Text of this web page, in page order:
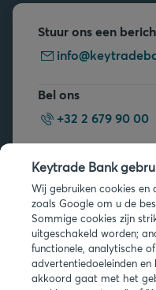
Stuur ons een
Bel ons
+32 2 679 90 00
Veelgestelde
Keytrade Bank
Wij gebruiken cookies en
zoals Google om u de
Sommige cookies zijn
uitgeschakeld worden;
functionele, analytische
advertentiedoeleinden en
akkoord gaat met het